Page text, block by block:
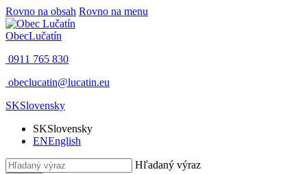
Rovno na obsah Rovno na menu
ObecLučatín
0911 765 830
obeclucatin@lucatin.eu
SKSlovensky
SKSlovensky
ENEnglish
Hľadaný výraz